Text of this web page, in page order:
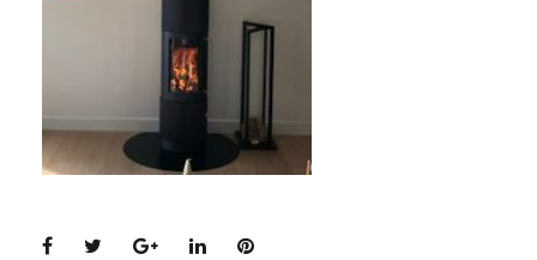
Facebook
TwitterGoogle+
LinkedInPinterest